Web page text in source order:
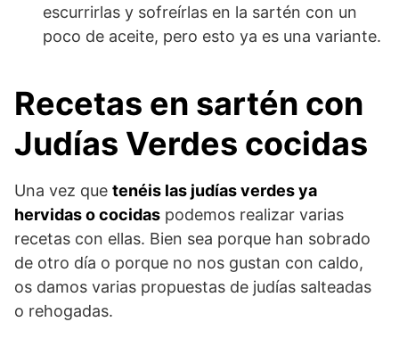
escurrirlas y sofreírlas en la sartén con un
poco de aceite, pero esto ya es una variante.
Recetas en sartén con
Judías Verdes cocidas
Una vez que tenéis las judías verdes ya
hervidas o cocidas podemos realizar varias
recetas con ellas. Bien sea porque han sobrado
de otro día o porque no nos gustan con caldo,
os damos varias propuestas de judías salteadas
o rehogadas.